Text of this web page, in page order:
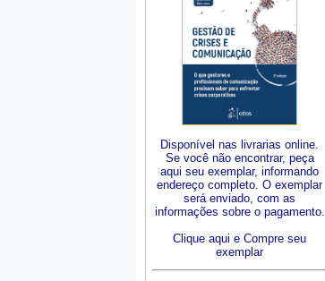
Disponível nas livrarias online.
Se você não encontrar, peça
aqui seu exemplar, informando
endereço completo. O exemplar
será enviado, com as
informações sobre o pagamento.
Clique aqui e Compre seu
exemplar